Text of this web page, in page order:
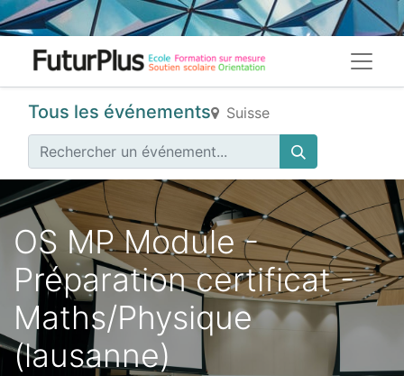
Tous les événements Suisse
OS MP Module -
Préparation certificat -
Maths/Physique
(lausanne)